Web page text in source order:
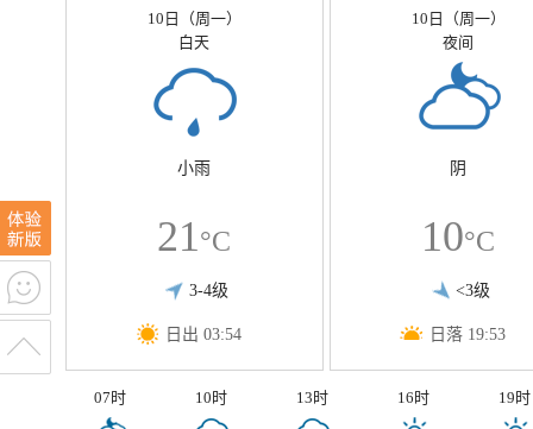
10日（周一）
白天
小雨
21°C
3-4级
日出 03:54
10日（周一）
夜间
阴
10°C
<3级
日落 19:53
07时 10时 13时 16时 19时